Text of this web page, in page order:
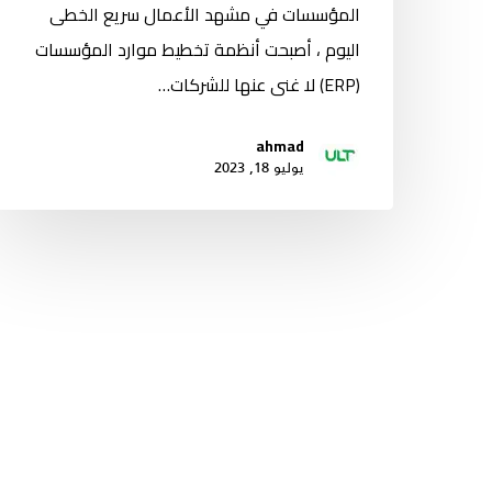
المؤسسات في مشهد الأعمال سريع الخطى
اليوم ، أصبحت أنظمة تخطيط موارد المؤسسات
(ERP) لا غنى عنها للشركات…
ahmad
يوليو 18, 2023